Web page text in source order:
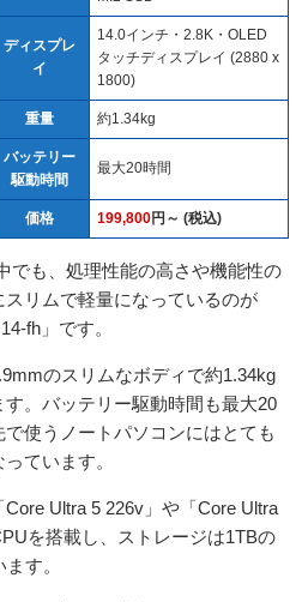
ディスプレ
イ
14.0インチ・2.8K・OLED
タッチディスプレイ (2880 x
1800)
重量 約1.34kg
バッテリー
駆動時間
最大20時間
価格 199,800円～ (税込)
でも、処理性能の高さや機能性の
リムで軽量になっているのが
fh」です。
のスリムなボディで約1.34kg
。バッテリー駆動時間も最大20
使うノートパソコンにはとても
ています。
Ultra 5 226v」や「Core Ultra
を搭載し、ストレージは1TBの
す。